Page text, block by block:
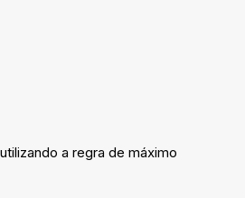
a regra de máximo